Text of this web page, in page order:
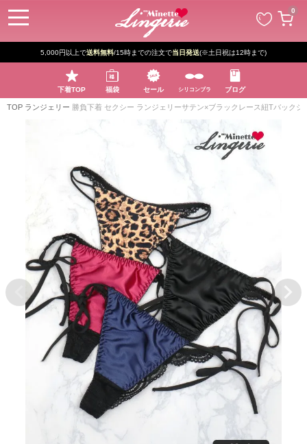
0
5,000円以上で送料無料/15時までの注文で当日発送(※土日祝は12時まで)
下着TOP 福袋 セール シリコンブラ ブログ
TOP ランジェリー 勝負下着 セクシー ランジェリーサテン×ブラックレース紐Tバックシ
ペー
ジト